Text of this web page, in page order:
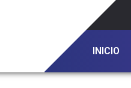
INICIO